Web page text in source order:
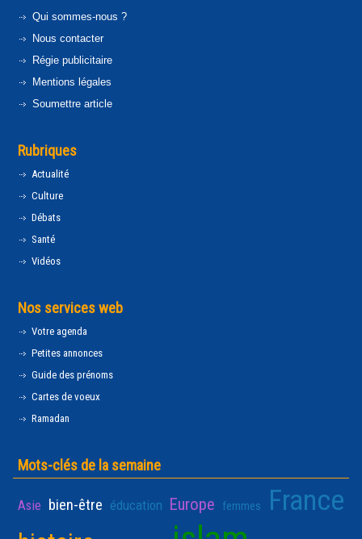
Qui sommes-nous ?
Nous contacter
Régie publicitaire
Mentions légales
Soumettre article
Rubriques
Actualité
Culture
Débats
Santé
Vidéos
Nos services web
Votre agenda
Petites annonces
Guide des prénoms
Cartes de voeux
Ramadan
Mots-clés de la semaine
Asie bien-être éducation Europe femmes France